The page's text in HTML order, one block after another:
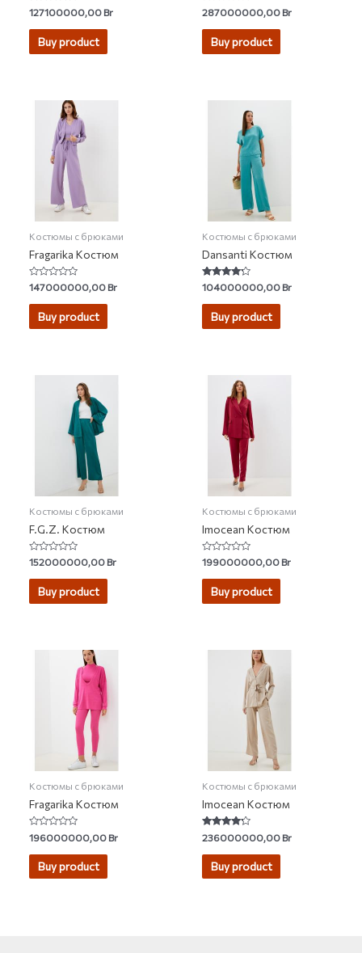
Rated
4.00
out of 5
127100000,00Br
Buy product
Rated
0
out
287000000,00Br
Buy product
Костюмы с брюками
Fragarika Костюм
Rated
0
out
147000000,00Br
Buy product
Костюмы с брюками
Dansanti Костюм
Rated
4.00
out of 5
104000000,00Br
Buy product
Костюмы с брюками
F.G.Z. Костюм
Rated
0
out
152000000,00Br
Buy product
Костюмы с брюками
Imocean Костюм
Rated
0
out
199000000,00Br
Buy product
Костюмы с брюками
Fragarika Костюм
Rated
0
out
196000000,00Br
Buy product
Костюмы с брюками
Imocean Костюм
Rated
4.00
out of 5
236000000,00Br
Buy product